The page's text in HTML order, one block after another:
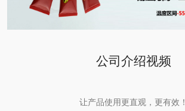
公司介绍视频
让产品使用更直观，更有效！